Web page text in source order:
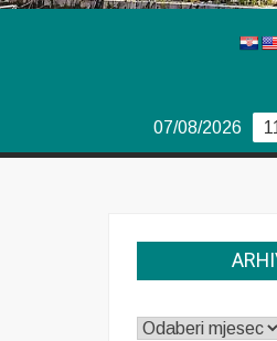
07/08/2026
ARHIVA